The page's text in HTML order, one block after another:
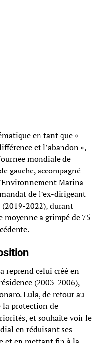
en tant que «
et l’abandon »,
mondiale de
gauche, accompagné
Marina
de l’ex-dirigeant
(2019-2022), durant
a grimpé de 75
reprend celui créé en
(2003-2006),
Lula, de retour au
la protection de
et souhaite voir le
en réduisant ses